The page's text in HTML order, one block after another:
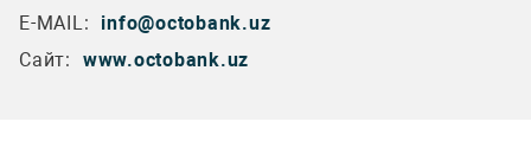
E-MAIL:
info@octobank.uz
Сайт:
www.octobank.uz